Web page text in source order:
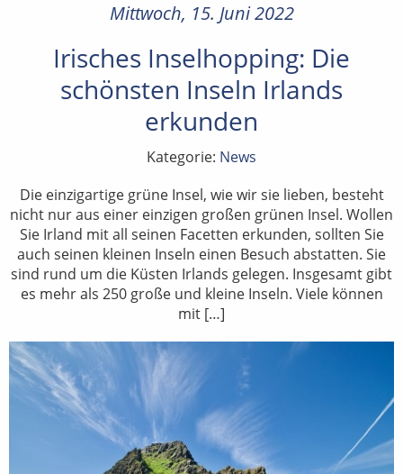
Mittwoch, 15. Juni 2022
Irisches Inselhopping: Die
schönsten Inseln Irlands
erkunden
Kategorie: News
Die einzigartige grüne Insel, wie wir sie lieben, besteht
nicht nur aus einer einzigen großen grünen Insel. Wollen
Sie Irland mit all seinen Facetten erkunden, sollten Sie
auch seinen kleinen Inseln einen Besuch abstatten. Sie
sind rund um die Küsten Irlands gelegen. Insgesamt gibt
es mehr als 250 große und kleine Inseln. Viele können
mit […]